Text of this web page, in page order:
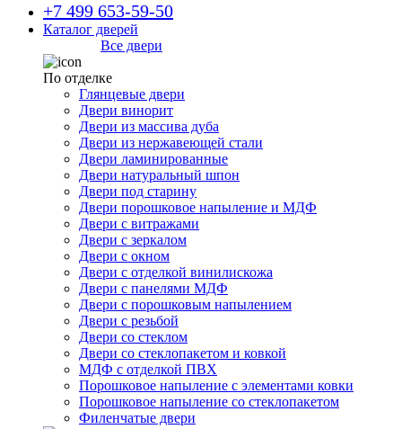
+7 499 653-59-50
Каталог дверей
Все двери
По отделке
Глянцевые двери
Двери винорит
Двери из массива дуба
Двери из нержавеющей стали
Двери ламинированные
Двери натуральный шпон
Двери под старину
Двери порошковое напыление и МДФ
Двери с витражами
Двери с зеркалом
Двери с окном
Двери с отделкой винилискожа
Двери с панелями МДФ
Двери с порошковым напылением
Двери с резьбой
Двери со стеклом
Двери со стеклопакетом и ковкой
МДФ с отделкой ПВХ
Порошковое напыление с элементами ковки
Порошковое напыление со стеклопакетом
Филенчатые двери